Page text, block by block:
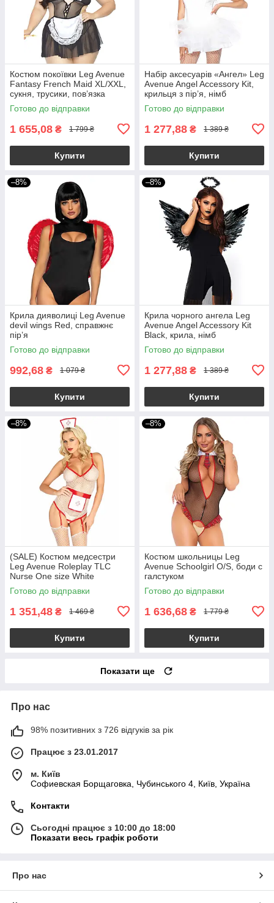
Костюм покоївки Leg Avenue
Fantasy French Maid XL/XXL,
сукня, трусики, пов’язка
Готово до відправки
1 655,08 ₴ 1 799 ₴
Купити
Набір аксесуарів «Ангел» Leg
Avenue Angel Accessory Kit,
крильця з пір’я, німб
Готово до відправки
1 277,88 ₴ 1 389 ₴
Купити
–8%
Крила дияволиці Leg Avenue
devil wings Red, справжнє
пір’я
Готово до відправки
992,68 ₴ 1 079 ₴
Купити
–8%
Крила чорного ангела Leg
Avenue Angel Accessory Kit
Black, крила, німб
Готово до відправки
1 277,88 ₴ 1 389 ₴
Купити
–8%
(SALE) Костюм медсестри
Leg Avenue Roleplay TLC
Nurse One size White
Готово до відправки
1 351,48 ₴ 1 469 ₴
Купити
–8%
Костюм школьницы Leg
Avenue Schoolgirl O/S, боди с
галстуком
Готово до відправки
1 636,68 ₴ 1 779 ₴
Купити
Показати ще
Про нас
98% позитивних з 726 відгуків за рік
Працює з 23.01.2017
м. Київ
Софиевская Борщаговка, Чубинського 4, Київ, Україна
Контакти
Сьогодні працює з 10:00 до 18:00
Показати весь графік роботи
Про нас